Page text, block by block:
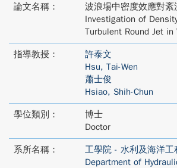
論文名稱：
波浪場中密度效應對
Investigation of
Turbulent Round Jet in
指導教授：
許泰文
Hsu, Tai-Wen
蕭士俊
Hsiao, Shih-Chun
學位類別：
博士
Doctor
系所名稱：
工學院 - 水利及海洋工
Department of